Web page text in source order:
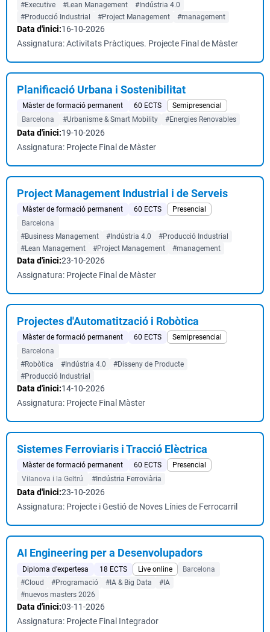
#Executive
#Lean Management
#Indústria 4.0
#Producció Industrial
#Project Management #management
Data d'inici:16-10-2026
Assignatura: Activitats Pràctiques. Projecte Final de Màster
Planificació Urbana i Sostenibilitat
Màster de formació permanent 60 ECTS
Semipresencial
Barcelona
#Urbanisme & Smart Mobility #Energies Renovables
Data d'inici:19-10-2026
Assignatura: Projecte Final de Màster
Project Management Industrial i de Serveis
Màster de formació permanent 60 ECTS
Presencial
Barcelona
#Business Management
#Indústria 4.0
#Producció Industrial
#Lean Management
#Project Management #management
Data d'inici:23-10-2026
Assignatura: Projecte Final de Màster
Projectes d'Automatització i Robòtica
Màster de formació permanent 60 ECTS
Semipresencial
Barcelona
#Robòtica
#Indústria 4.0
#Disseny de Producte
#Producció Industrial
Data d'inici:14-10-2026
Assignatura: Projecte Final Màster
Sistemes Ferroviaris i Tracció Elèctrica
Màster de formació permanent 60 ECTS
Presencial
Vilanova i la Geltrú
#Indústria Ferroviària
Data d'inici:23-10-2026
Assignatura: Projecte i Gestió de Noves Línies de Ferrocarril
AI Engineering per a Desenvolupadors
Diploma d'expertesa 18 ECTS Live online
Barcelona
#Cloud
#Programació #IA & Big Data
#IA
#nuevos masters 2026
Data d'inici:03-11-2026
Assignatura: Projecte Final Integrador